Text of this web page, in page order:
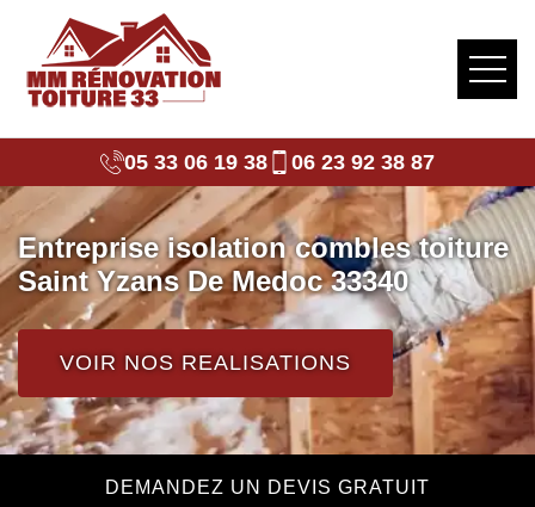
05 33 06 19 38 06 23 92 38 87
Entreprise isolation combles toiture
Saint Yzans De Medoc 33340
VOIR NOS REALISATIONS
DEMANDEZ UN DEVIS GRATUIT